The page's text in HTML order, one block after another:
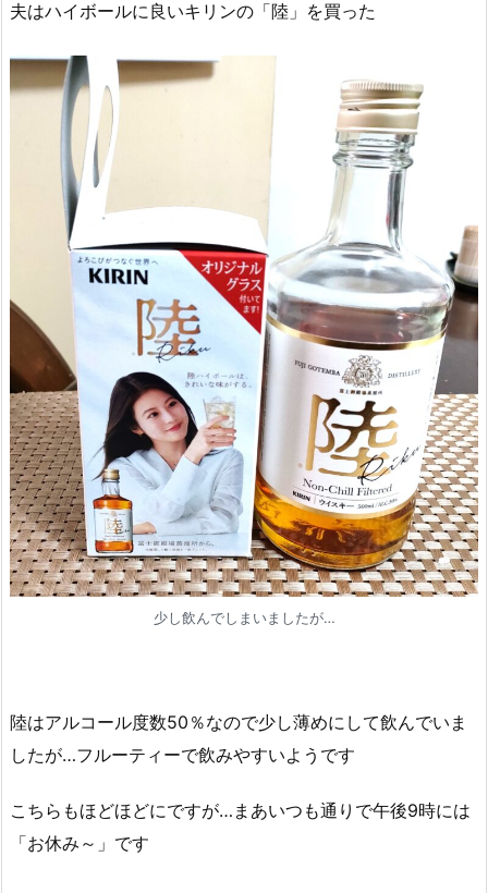
夫はハイボールに良いキリンの「陸」を買った
少し飲んでしまいましたが…
陸はアルコール度数50％なので少し薄めにして飲んでいま
したが…フルーティーで飲みやすいようです
こちらもほどほどにですが…まあいつも通りで午後9時には
「お休み～」です